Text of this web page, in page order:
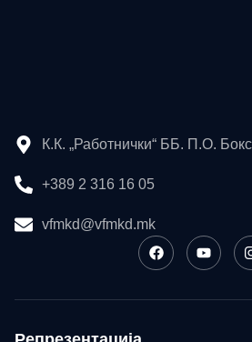
К.К. „Работнички“ ББ. П.О.
+389 2 316 16 05
vfmkd@vfmkd.mk